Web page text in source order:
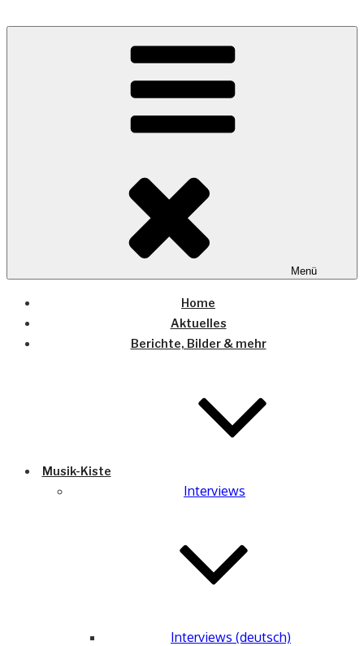
COUNTRYHOME
Wo die (Country-) Musik Zuhause ist
Menü
Home
Aktuelles
Berichte, Bilder & mehr
Musik-Kiste
Interviews
Interviews (deutsch)